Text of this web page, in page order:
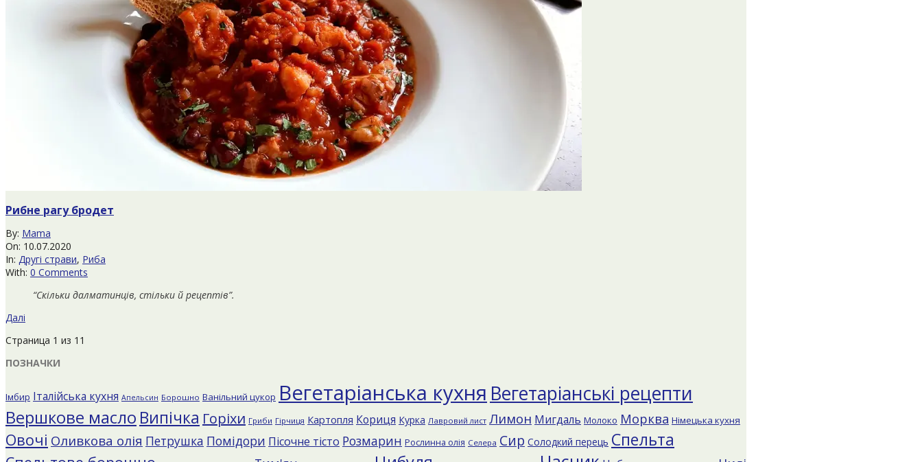
Рибне рагу бродет
2020-
07-
10
By: Mama
On: 10.07.2020
In: Другі страви, Риба
With: 0 Comments
“Скільки далматинців, стільки й рецептів”.
Далі
Страница 1 из 1 1
ПОЗНАЧКИ
Імбир Італійська кухня Апельсин Борошно Ванільний цукор Вегетаріанська кухня Вегетаріанські рецепти
Вершкове масло Випічка Горіхи Гриби Гірчиця Картопля Кориця Курка Лавровий лист Лимон Мигдаль Молоко Морква Німецька кухня
Овочі Оливкова олія Петрушка Помідори Пісочне тісто Розмарин Рослинна олія Селера Сир Солодкий перець Спельта